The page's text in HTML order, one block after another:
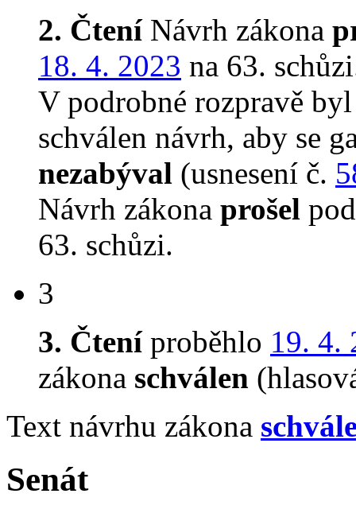
2. ČteníNávrh zákona
18. 4. 2023 na 63.
V podrobné rozpravě
schválen návrh, aby se
nezabýval (usnesení č.
Návrh zákona prošel
63. schůzi.
3
3. Čteníproběhlo 19. 4.
zákona schválen
Text návrhu zákona
Senát